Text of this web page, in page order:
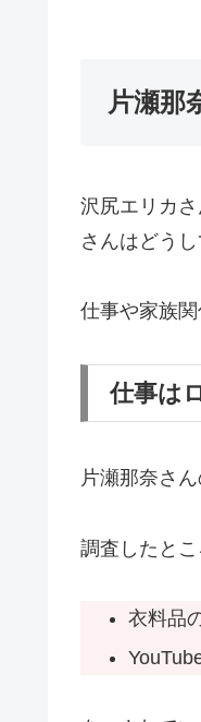
片瀬那
沢尻エリカ
さんはどう
仕事や家族関
仕事は
片瀬那奈さ
調査したとこ
衣料品